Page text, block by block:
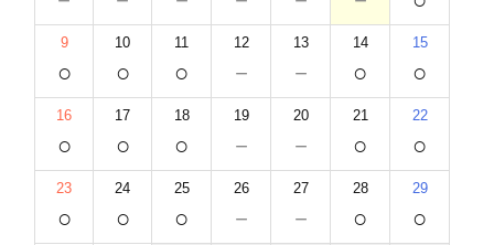
9
○
10
○
11
○
12
－
13
－
14
○
15
○
16
○
17
○
18
○
19
－
20
－
21
○
22
○
23
○
24
○
25
○
26
－
27
－
28
○
29
○